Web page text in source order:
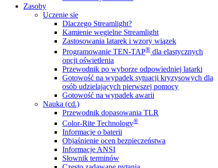
Zasoby
Uczenie się
Dlaczego Streamlight?
Kamienie węgielne Streamlight
Zastosowania latarek i wzory wiązek
Programowanie TEN-TAP® dla elastycznych
opcji oświetlenia
Przewodnik po wyborze odpowiedniej latarki
Gotowość na wypadek sytuacji kryzysowych dla
osób udzielających pierwszej pomocy
Gotowość na wypadek awarii
Nauka (cd.)
Przewodnik dopasowania TLR
Color-Rite Technology®
Informacje o baterii
Objaśnienie ocen bezpieczeństwa
Informacje ANSI
Słownik terminów